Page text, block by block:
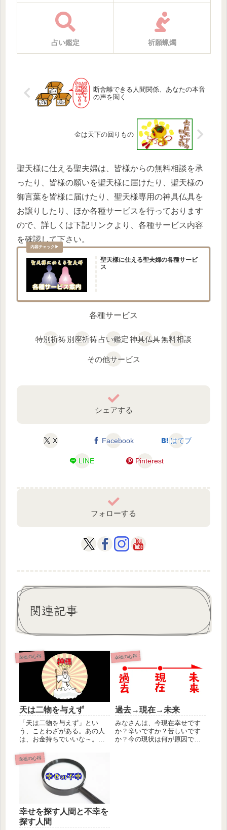
占い鑑定 祈願蝋燭
断舎離できる人間関係、あなたの本音
の声を聞く
金は天下の回りもの
聖天様に仕える聖夫婦は、皆様からの無料相談を承
ったり、皆様の願いを聖天様に届けたり、聖天様の
御言葉を皆様に届けたり、聖天様専用の神具仏具を
お譲りしたり、ほか各種サービスを行っております
ので、詳しくは下記リンクより、各種サービス内容
を確認して下さい。
聖天様に仕える聖夫婦の各種サービ
ス
各種サービス
特別祈祷別座祈祷占い鑑定神具仏具無料相談
その他サービス
シェアする
X Facebook はてブ
LINE Pinterest
フォローする
関連記事
幸福の心得
天は二物を与えず
「天は二物を与えず」とい
う、ことわざがある。あの人
は、お金持ちでいいな～。あ
～。あの人...
幸福の心得
過去→現在→未来
みなさんは、今現在幸せです
か？辛いですか？苦しいです
か？今の現状は何が原因でし
幸福の心得
幸せを探す人間と不幸を
探す人間